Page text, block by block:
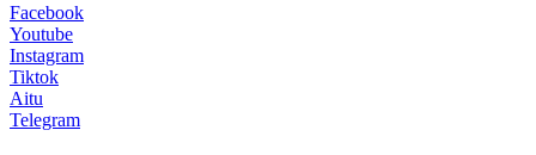
Facebook
Youtube
Instagram
Tiktok
Aitu
Telegram